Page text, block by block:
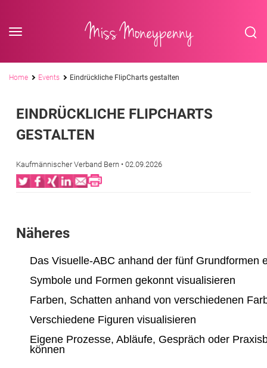
Miss Moneypenny
Pfadnavigation
Home Events Eindrückliche FlipCharts gestalten
EINDRÜCKLICHE FLIPCHARTS
GESTALTEN
Kaufmännischer Verband Bern • 02.09.2026
Twitter
Facebook
XING
LinkedIn
Email
Print
Näheres
Das Visuelle-ABC anhand der fünf Grundformen
Symbole und Formen gekonnt visualisieren
Farben, Schatten anhand von verschiedenen
Verschiedene Figuren visualisieren
Eigene Prozesse, Abläufe, Gespräch oder
können